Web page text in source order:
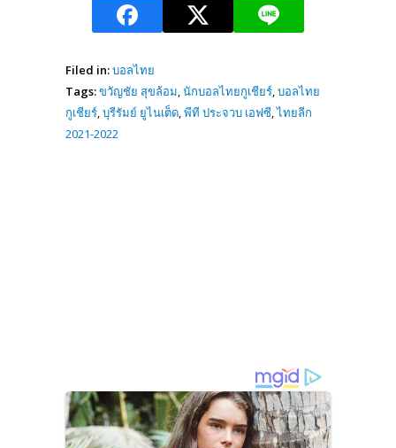
Filed in:บอลไทย
Tags:ขวัญชัย สุขล้อม,นักบอลไทยกูเชียร์,บอลไทย
กูเชียร์,บุรีรัมย์ ยูไนเต็ด,พีที ประจวบ เอฟซี,ไทยลีก
2021-2022